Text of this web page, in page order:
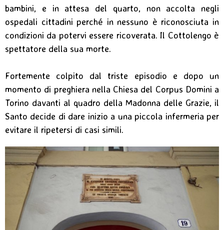
bambini, e in attesa del quarto, non accolta negli
ospedali cittadini perché in nessuno è riconosciuta in
condizioni da potervi essere ricoverata. Il Cottolengo è
spettatore della sua morte.
Fortemente colpito dal triste episodio e dopo un
momento di preghiera nella Chiesa del Corpus Domini a
Torino davanti al quadro della Madonna delle Grazie, il
Santo decide di dare inizio a una piccola infermeria per
evitare il ripetersi di casi simili.